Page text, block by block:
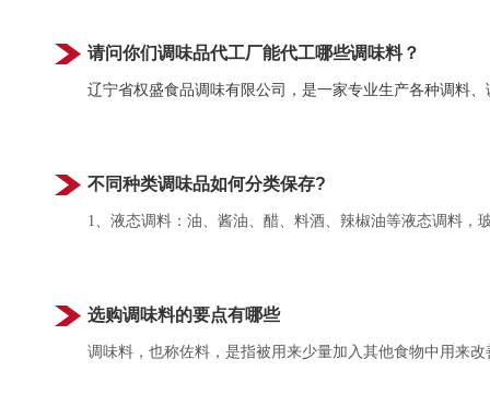
请问你们调味品代工厂能代工哪些调味料？
辽宁省权盛食品调味有限公司，是一家专业生产各种调料
不同种类调味品如何分类保存?
1、液态调料：油、酱油、醋、料酒、辣椒油等液态调料，
选购调味料的要点有哪些
调味料，也称佐料，是指被用来少量加入其他食物中用来